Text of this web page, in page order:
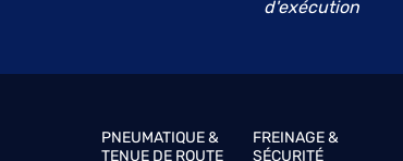
d'exécution
PNEUMATIQUE &
TENUE DE ROUTE
FREINAGE &
SÉCURITÉ